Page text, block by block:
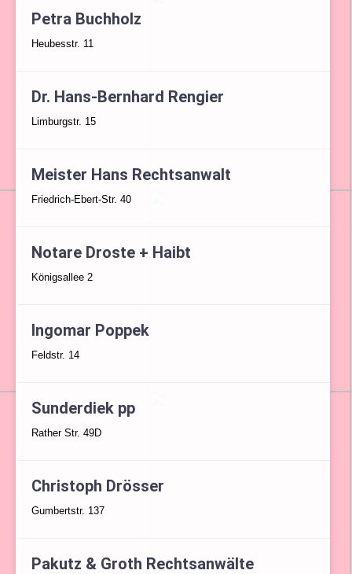
Petra Buchholz
Heubesstr. 11
Dr. Hans-Bernhard Rengier
Limburgstr. 15
Meister Hans Rechtsanwalt
Friedrich-Ebert-Str. 40
Notare Droste + Haibt
Königsallee 2
Ingomar Poppek
Feldstr. 14
Sunderdiek pp
Rather Str. 49D
Christoph Drösser
Gumbertstr. 137
Pakutz & Groth Rechtsanwälte